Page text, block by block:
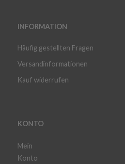
INFORMATION
Häufig gestellten Fragen
Versandinformationen
Kauf widerrufen
KONTO
Mein
Konto